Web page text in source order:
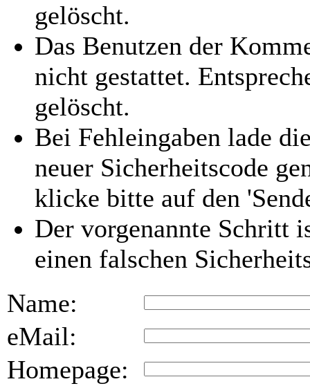
gelöscht.
Das Benutzen der
nicht gestattet.
gelöscht.
Bei Fehleingaben lade
neuer Sicherheitscode
klicke bitte auf den
Der vorgenannte Schritt
einen falschen
Name:
eMail:
Homepage: